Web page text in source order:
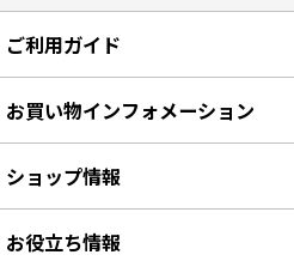
ご利用ガイド
お買い物インフォメーション
ショップ情報
お役立ち情報